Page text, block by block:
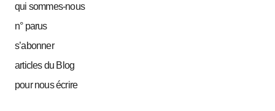
qui sommes-nous
n° parus
s’abonner
articles du Blog
pour nous écrire